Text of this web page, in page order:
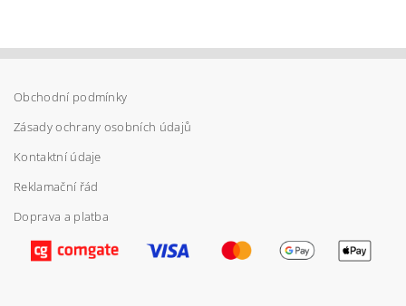
Vložením hodnocení souhlasíte spodmínkami
ochrany osobních údajů
Obchodní podmínky
Zásady ochrany osobních údajů
Kontaktní údaje
Reklamační řád
Doprava a platba